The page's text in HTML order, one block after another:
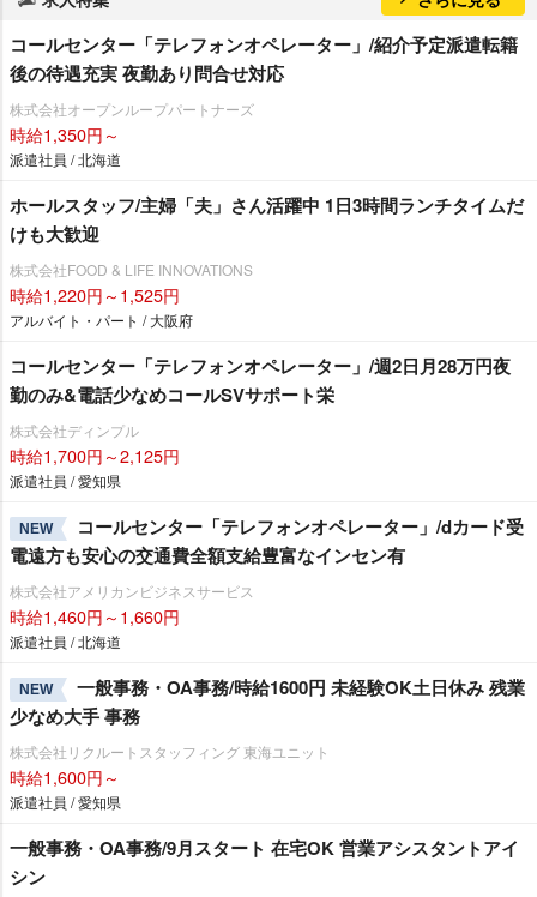
コールセンター「テレフォンオペレーター」/紹介予定派遣転籍
後の待遇充実 夜勤あり問合せ対応
株式会社オープンループパートナーズ
時給1,350円～
派遣社員 / 北海道
ホールスタッフ/主婦「夫」さん活躍中 1日3時間ランチタイムだ
けも大歓迎
株式会社FOOD & LIFE INNOVATIONS
時給1,220円～1,525円
アルバイト・パート / 大阪府
コールセンター「テレフォンオペレーター」/週2日月28万円夜
勤のみ&電話少なめコールSVサポート栄
株式会社ディンプル
時給1,700円～2,125円
派遣社員 / 愛知県
NEW
コールセンター「テレフォンオペレーター」/dカード受
電遠方も安心の交通費全額支給豊富なインセン有
株式会社アメリカンビジネスサービス
時給1,460円～1,660円
派遣社員 / 北海道
NEW
一般事務・OA事務/時給1600円 未経験OK土日休み 残業
少なめ大手 事務
株式会社リクルートスタッフィング 東海ユニット
時給1,600円～
派遣社員 / 愛知県
一般事務・OA事務/9月スタート 在宅OK 営業アシスタントアイ
シン